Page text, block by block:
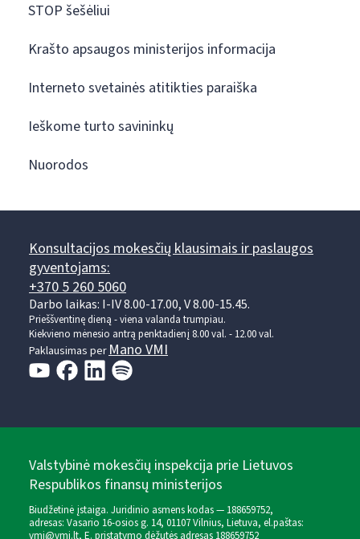
STOP šešėliui
Krašto apsaugos ministerijos informacija
Interneto svetainės atitikties paraiška
Ieškome turto savininkų
Nuorodos
Konsultacijos mokesčių klausimais ir paslaugos
gyventojams:
+370 5 260 5060
Darbo laikas: I-IV 8.00-17.00, V 8.00-15.45.
Prieššventinę dieną - viena valanda trumpiau.
Kiekvieno mėnesio antrą penktadienį 8.00 val. - 12.00 val.
Paklausimas perMano VMI
Valstybinė mokesčių inspekcija prie Lietuvos
Respublikos finansų ministerijos
Biudžetinė įstaiga. Juridinio asmens kodas — 188659752,
adresas: Vasario 16-osios g. 14, 01107 Vilnius, Lietuva, el.paštas:
vmi@vmi.lt, E. pristatymo dėžutės adresas 188659752